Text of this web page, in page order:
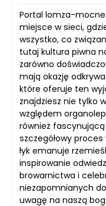
Portal lomza-
miejsce w sieci,
wszystko, co
tutaj kultura piwna
zarówno
mają okazję
które oferuje ten
znajdziesz nie tylko
względem
również
szczegółowy
łyk emanuje
inspirowanie
browarnictwa i
niezapomnianych
uwagę na naszą